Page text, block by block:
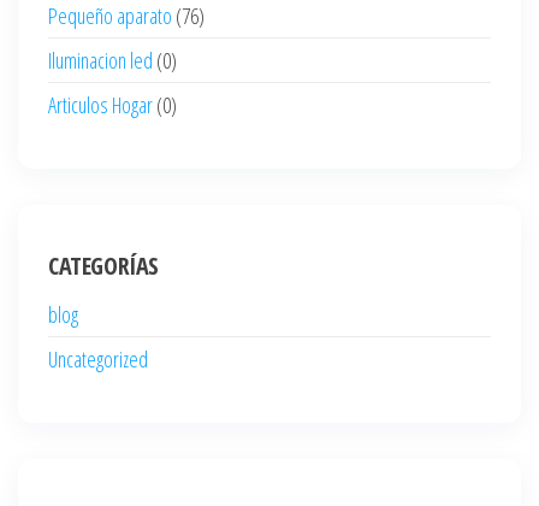
Pequeño aparato (76)
Iluminacion led (0)
Articulos Hogar(0)
CATEGORÍAS
blog
Uncategorized